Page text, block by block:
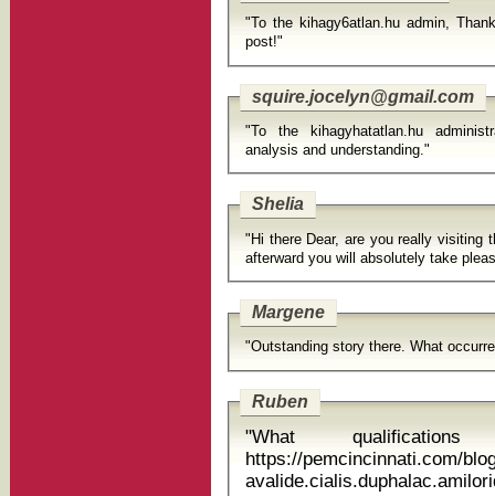
"To the kihagy6atlan.hu admin,
post!"
squire.jocelyn@gmail.com
"To the kihagyhatatlan.hu
analysis and understanding."
Shelia
"Hi there Dear, are you really visiting
afterward you
Margene
"Outstanding story there. What
Ruben
"What
https://pemcincinnati.com/
avalide.cialis.duphalac.amiloride